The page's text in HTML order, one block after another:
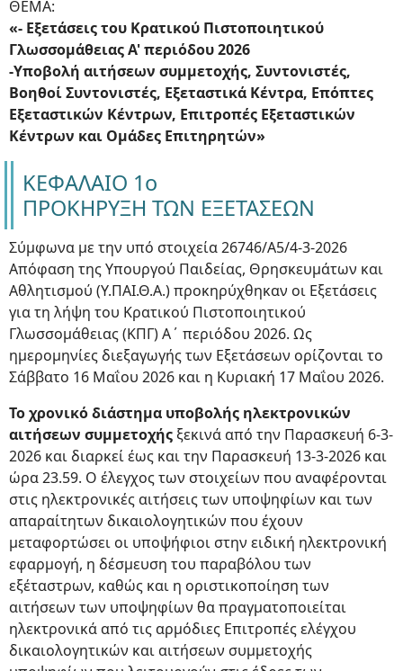
ΘΕΜΑ:
«- Εξετάσεις του Κρατικού Πιστοποιητικού
Γλωσσομάθειας Α' περιόδου 2026
-Υποβολή αιτήσεων συμμετοχής, Συντονιστές,
Βοηθοί Συντονιστές, Εξεταστικά Κέντρα, Επόπτες
Εξεταστικών Κέντρων, Επιτροπές Εξεταστικών
Κέντρων και Ομάδες Επιτηρητών»
ΚΕΦΑΛΑΙΟ 1ο
ΠΡΟΚΗΡΥΞΗ ΤΩΝ ΕΞΕΤΑΣΕΩΝ
Σύμφωνα με την υπό στοιχεία 26746/Α5/4-3-2026
Απόφαση της Υπουργού Παιδείας, Θρησκευμάτων και
Αθλητισμού (Υ.ΠΑΙ.Θ.Α.) προκηρύχθηκαν οι Εξετάσεις
για τη λήψη του Κρατικού Πιστοποιητικού
Γλωσσομάθειας (ΚΠΓ) Α΄ περιόδου 2026. Ως
ημερομηνίες διεξαγωγής των Εξετάσεων ορίζονται το
Σάββατο 16 Μαΐου 2026 και η Κυριακή 17 Μαΐου 2026.
Το χρονικό διάστημα υποβολής ηλεκτρονικών
αιτήσεων συμμετοχής ξεκινά από την Παρασκευή 6-3-
2026 και διαρκεί έως και την Παρασκευή 13-3-2026 και
ώρα 23.59. Ο έλεγχος των στοιχείων που αναφέρονται
στις ηλεκτρονικές αιτήσεις των υποψηφίων και των
απαραίτητων δικαιολογητικών που έχουν
μεταφορτώσει οι υποψήφιοι στην ειδική ηλεκτρονική
εφαρμογή, η δέσμευση του παραβόλου των
εξέταστρων, καθώς και η οριστικοποίηση των
αιτήσεων των υποψηφίων θα πραγματοποιείται
ηλεκτρονικά από τις αρμόδιες Επιτροπές ελέγχου
δικαιολογητικών και αιτήσεων συμμετοχής